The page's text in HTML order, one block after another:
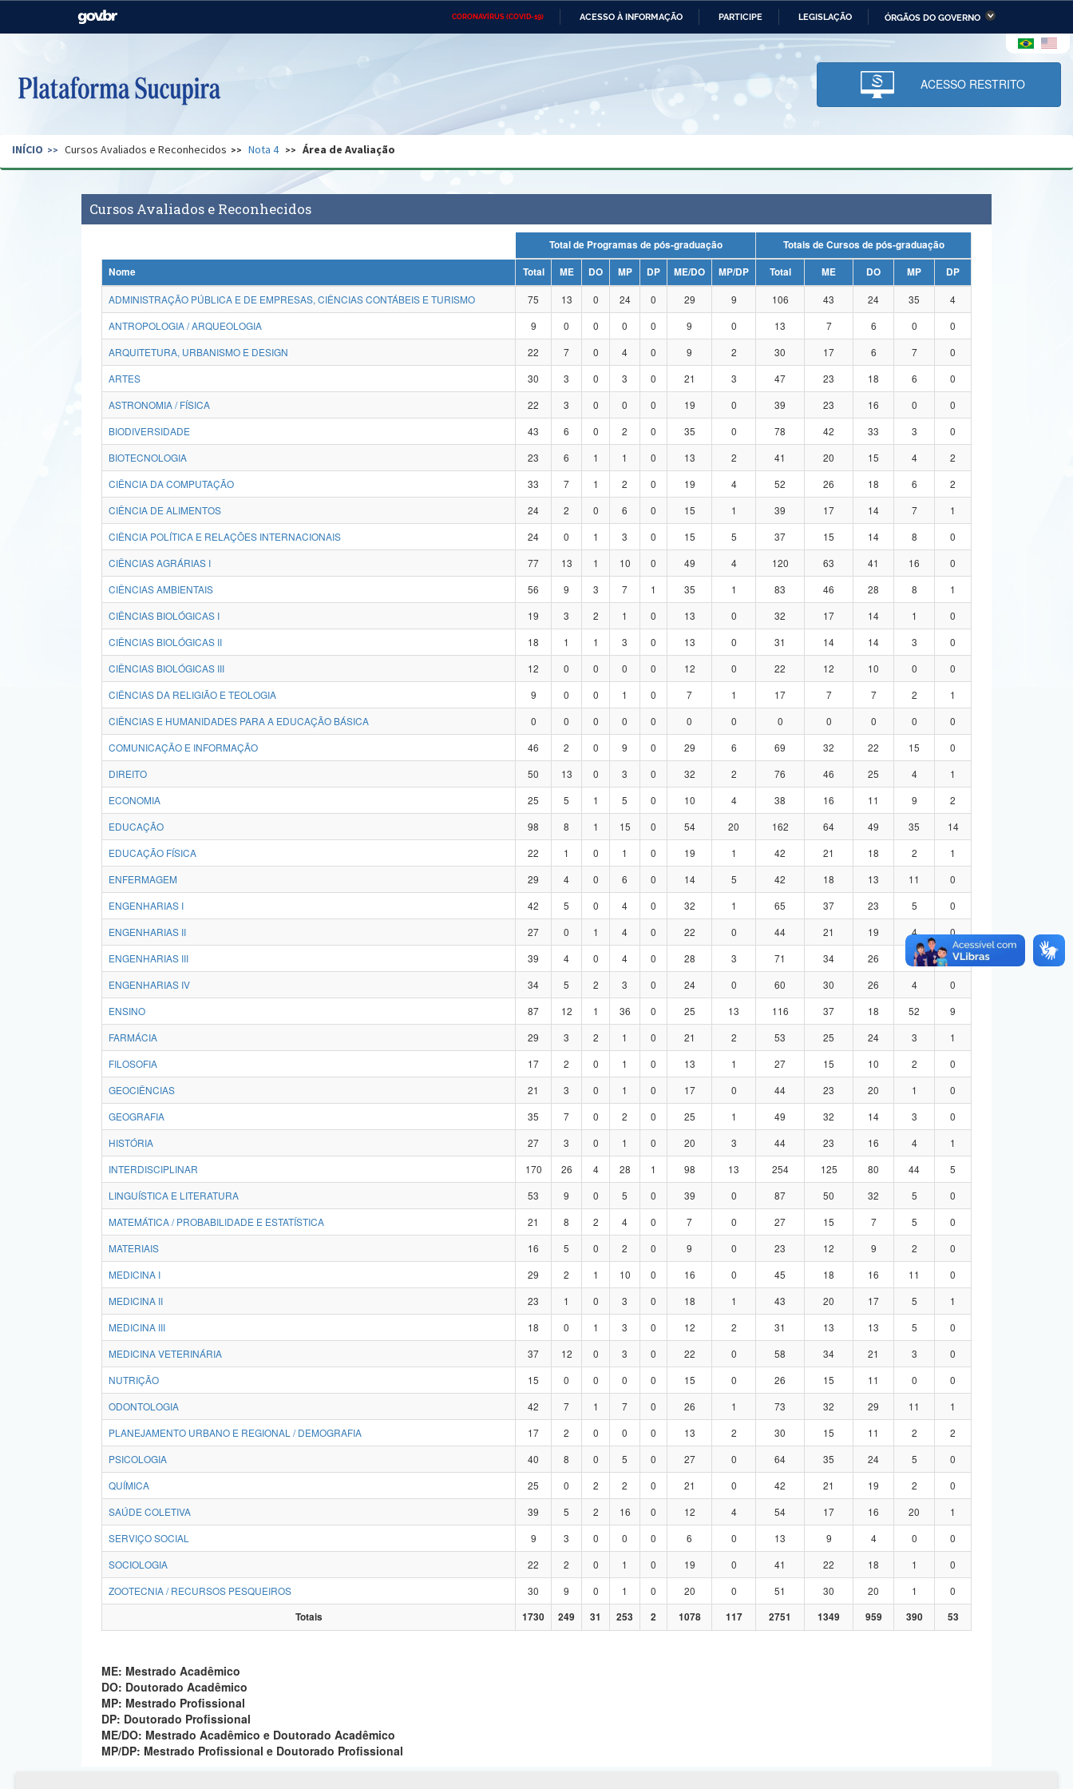
CORONAVÍRUS (COVID-19) ACESSO À INFORMAÇÃO PARTICIPE LEGISLAÇÃO ÓRGÃOS DO GOVERNO
Casa Civil Ministério das Relações Ministério da Economia Ministério da Infraestrutura
Pecuária e Abastecimento
Ministério da Ciência,
Tecnologia, Inovações e
Comunicações
Ministério do Desenvolvimento
Regional e dos Direitos Humanos
Secretaria de Governo Gabinete de Segurança Advocacia-Geral da União Banco Central do Brasil Planalto
ACESSO RESTRITO
INÍCIO Cursos Avaliados e Reconhecidos Nota 4 Área de Avaliação
Cursos Avaliados e Reconhecidos
Total de Programas de pós-graduação
Totais de Cursos de pós-graduação
Nome
Total ME DO MP DP ME/DO MP/DP Total ME DO MP
DP
ADMINISTRAÇÃO PÚBLICA E DE EMPRESAS, CIÊNCIAS CONTÁBEIS E TURISMO
75 13 0 24 0 29 9 106 43 24 35
4
ANTROPOLOGIA / ARQUEOLOGIA
9 0 0 0 0 9 0 13 7 6 0
0
ARQUITETURA, URBANISMO E DESIGN
22 7 0 4 0 9 2 30 17 6 7
0
ARTES
30 3 0 3 0 21 3 47 23 18 6
0
ASTRONOMIA / FÍSICA
22 3 0 0 0 19 0 39 23 16 0
0
BIODIVERSIDADE
43 6 0 2 0 35 0 78 42 33 3
0
BIOTECNOLOGIA
23 6 1 1 0 13 2 41 20 15 4
2
CIÊNCIA DA COMPUTAÇÃO
33 7 1 2 0 19 4 52 26 18 6
2
CIÊNCIA DE ALIMENTOS
24 2 0 6 0 15 1 39 17 14 7
1
CIÊNCIA POLÍTICA E RELAÇÕES INTERNACIONAIS
24 0 1 3 0 15 5 37 15 14 8
0
CIÊNCIAS AGRÁRIAS I
77 13 1 10 0 49 4 120 63 41 16
0
CIÊNCIAS AMBIENTAIS
56 9 3 7 1 35 1 83 46 28 8
1
CIÊNCIAS BIOLÓGICAS I
19 3 2 1 0 13 0 32 17 14 1
0
CIÊNCIAS BIOLÓGICAS II
18 1 1 3 0 13 0 31 14 14 3
0
CIÊNCIAS BIOLÓGICAS III
12 0 0 0 0 12 0 22 12 10 0
0
CIÊNCIAS DA RELIGIÃO E TEOLOGIA
9 0 0 1 0 7 1 17 7 7 2
1
CIÊNCIAS E HUMANIDADES PARA A EDUCAÇÃO BÁSICA
0 0 0 0 0 0 0 0 0 0 0
0
COMUNICAÇÃO E INFORMAÇÃO
46 2 0 9 0 29 6 69 32 22 15
0
DIREITO
50 13 0 3 0 32 2 76 46 25 4
1
ECONOMIA
25 5 1 5 0 10 4 38 16 11 9
2
EDUCAÇÃO
98 8 1 15 0 54 20 162 64 49 35
14
EDUCAÇÃO FÍSICA
22 1 0 1 0 19 1 42 21 18 2
1
ENFERMAGEM
29 4 0 6 0 14 5 42 18 13 11
0
ENGENHARIAS I
42 5 0 4 0 32 1 65 37 23 5
0
ENGENHARIAS II
27 0 1 4 0 22 0 44 21 19 4
0
ENGENHARIAS III
39 4 0 4 0 28 3 71 34 26 8
3
ENGENHARIAS IV
34 5 2 3 0 24 0 60 30 26 4
0
ENSINO
87 12 1 36 0 25 13 116 37 18 52
9
FARMÁCIA
29 3 2 1 0 21 2 53 25 24 3
1
FILOSOFIA
17 2 0 1 0 13 1 27 15 10 2
0
GEOCIÊNCIAS
21 3 0 1 0 17 0 44 23 20 1
0
GEOGRAFIA
35 7 0 2 0 25 1 49 32 14 3
0
HISTÓRIA
27 3 0 1 0 20 3 44 23 16 4
1
INTERDISCIPLINAR
170 26 4 28 1 98 13 254 125 80 44
5
LINGUÍSTICA E LITERATURA
53 9 0 5 0 39 0 87 50 32 5
0
MATEMÁTICA / PROBABILIDADE E ESTATÍSTICA
21 8 2 4 0 7 0 27 15 7 5
0
MATERIAIS
16 5 0 2 0 9 0 23 12 9 2
0
MEDICINA I
29 2 1 10 0 16 0 45 18 16 11
0
MEDICINA II
23 1 0 3 0 18 1 43 20 17 5
1
MEDICINA III
18 0 1 3 0 12 2 31 13 13 5
0
MEDICINA VETERINÁRIA
37 12 0 3 0 22 0 58 34 21 3
0
NUTRIÇÃO
15 0 0 0 0 15 0 26 15 11 0
0
ODONTOLOGIA
42 7 1 7 0 26 1 73 32 29 11
1
PLANEJAMENTO URBANO E REGIONAL / DEMOGRAFIA
17 2 0 0 0 13 2 30 15 11 2
2
PSICOLOGIA
40 8 0 5 0 27 0 64 35 24 5
0
QUÍMICA
25 0 2 2 0 21 0 42 21 19 2
0
SAÚDE COLETIVA
39 5 2 16 0 12 4 54 17 16 20
1
SERVIÇO SOCIAL
9 3 0 0 0 6 0 13 9 4 0
0
SOCIOLOGIA
22 2 0 1 0 19 0 41 22 18 1
0
ZOOTECNIA / RECURSOS PESQUEIROS
30 9 0 1 0 20 0 51 30 20 1
0
Totais
1730 249 31 253 2 1078 117 2751 1349 959 390 53
ME: Mestrado Acadêmico
DO: Doutorado Acadêmico
MP: Mestrado Profissional
DP: Doutorado Profissional
ME/DO: Mestrado Acadêmico e Doutorado Acadêmico
MP/DP: Mestrado Profissional e Doutorado Profissional